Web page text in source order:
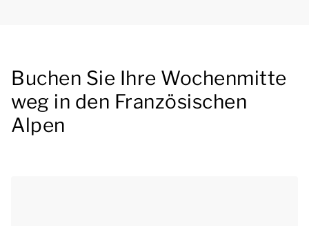
Buchen Sie Ihre Wochenmitte
weg in den Französischen
Alpen